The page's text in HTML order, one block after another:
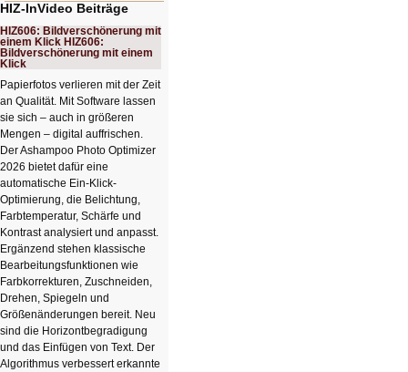
HIZ-InVideo Beiträge
HIZ606: Bildverschönerung mit
einem Klick HIZ606:
Bildverschönerung mit einem
Klick
Papierfotos verlieren mit der Zeit
an Qualität. Mit Software lassen
sie sich – auch in größeren
Mengen – digital auffrischen.
Der Ashampoo Photo Optimizer
2026 bietet dafür eine
automatische Ein-Klick-
Optimierung, die Belichtung,
Farbtemperatur, Schärfe und
Kontrast analysiert und anpasst.
Ergänzend stehen klassische
Bearbeitungsfunktionen wie
Farbkorrekturen, Zuschneiden,
Drehen, Spiegeln und
Größenänderungen bereit. Neu
sind die Horizontbegradigung
und das Einfügen von Text. Der
Algorithmus verbessert erkannte